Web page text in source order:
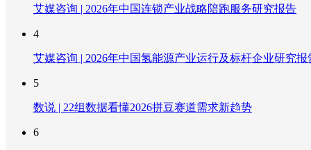
艾媒咨询 | 2026年中国连锁产业战略陪跑服务研究报告
4
艾媒咨询 | 2026年中国氢能源产业运行及标杆企业研究报
5
数说 | 22组数据看懂2026拼豆赛道需求新趋势
6